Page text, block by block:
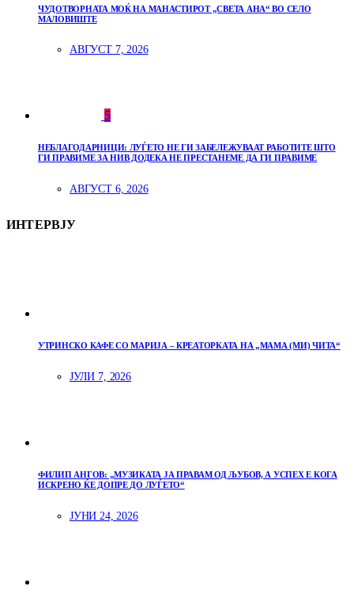
ЧУДОТВОРНАТА МОЌ НА МАНАСТИРОТ „СВЕТА АНА“ ВО СЕЛО
МАЛОВИШТЕ
АВГУСТ 7, 2026
5
НЕБЛАГОДАРНИЦИ: ЛУЃЕТО НЕ ГИ ЗАБЕЛЕЖУВААТ РАБОТИТЕ ШТО
ГИ ПРАВИМЕ ЗА НИВ ДОДЕКА НЕ ПРЕСТАНЕМЕ ДА ГИ ПРАВИМЕ
АВГУСТ 6, 2026
ИНТЕРВЈУ
УТРИНСКО КАФЕ СО МАРИЈА – КРЕАТОРКАТА НА „МАМА (МИ) ЧИТА“
ЈУЛИ 7, 2026
ФИЛИП АНГОВ: „МУЗИКАТА ЈА ПРАВАМ ОД ЉУБОВ, А УСПЕХ Е КОГА
ИСКРЕНО ЌЕ ДОПРЕ ДО ЛУЃЕТО“
ЈУНИ 24, 2026